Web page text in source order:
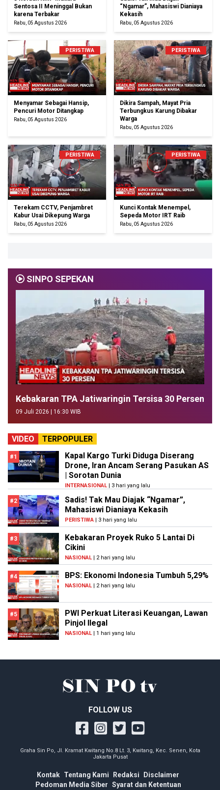
Sentosa II Meninggal Bukan
karena Terbakar
Rabu, 05 Agustus 2026
“Ngamar”, Mahasiswi Dianiaya
Kekasih
Rabu, 05 Agustus 2026
PERISTIWA
Menyamar Sebagai Hansip,
Pencuri Motor Ditangkap
Rabu, 05 Agustus 2026
PERISTIWA
Dikira Sampah, Mayat Pria
Terbungkus Karung Dibakar
Warga
Rabu, 05 Agustus 2026
PERISTIWA
Terekam CCTV, Penjambret
Kabur Usai Dikepung Warga
Rabu, 05 Agustus 2026
PERISTIWA
Kunci Kontak Menempel,
Sepeda Motor IRT Raib
Rabu, 05 Agustus 2026
SINPO SEPEKAN
Kebakaran TPA Jatiwaringin Tersisa 30 Persen
09 Juli 2026 | 16:30 WIB
VIDEO TERPOPULER
#1
Kapal Kargo Turki Diduga Diserang
Drone, Iran Ancam Serang Pasukan AS
| Sorotan Dunia
INTERNASIONAL | 3 hari yang lalu
#2
Sadis! Tak Mau Diajak “Ngamar”,
Mahasiswi Dianiaya Kekasih
PERISTIWA | 3 hari yang lalu
#3
Kebakaran Proyek Ruko 5 Lantai Di
Cikini
NASIONAL | 2 hari yang lalu
#4 BPS: Ekonomi Indonesia Tumbuh 5,29%
NASIONAL | 2 hari yang lalu
#5
PWI Perkuat Literasi Keuangan, Lawan
Pinjol Ilegal
NASIONAL | 1 hari yang lalu
FOLLOW US
Graha Sin Po, Jl. Kramat Kwitang No.8 Lt. 3, Kwitang, Kec. Senen, Kota
Jakarta Pusat
Kontak Tentang Kami Redaksi
Disclaimer
Pedoman Media Siber Syarat dan Ketentuan